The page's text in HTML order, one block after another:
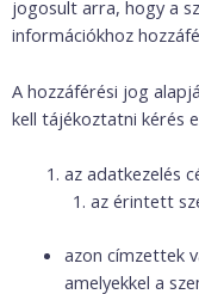
jogosult arra, hogy a
információkhoz
A hozzáférési jog
kell tájékoztatni kérés
az adatkezelés
az érintett
azon címzettek
amelyekkel a